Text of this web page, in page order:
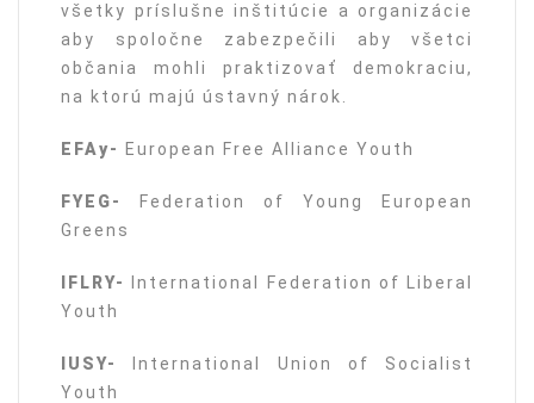
všetky príslušne inštitúcie a organizácie
aby spoločne zabezpečili aby všetci
občania mohli praktizovať demokraciu,
na ktorú majú ústavný nárok.
EFAy- European Free Alliance Youth
FYEG- Federation of Young European
Greens
IFLRY- International Federation of Liberal
Youth
IUSY-
International Union of Socialist
Youth